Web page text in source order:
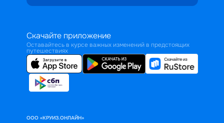
Скачайте приложение
Оставайтесь в курсе важных изменений в предстоящих
путешествиях
ООО «КРУИЗ.ОНЛАЙН»